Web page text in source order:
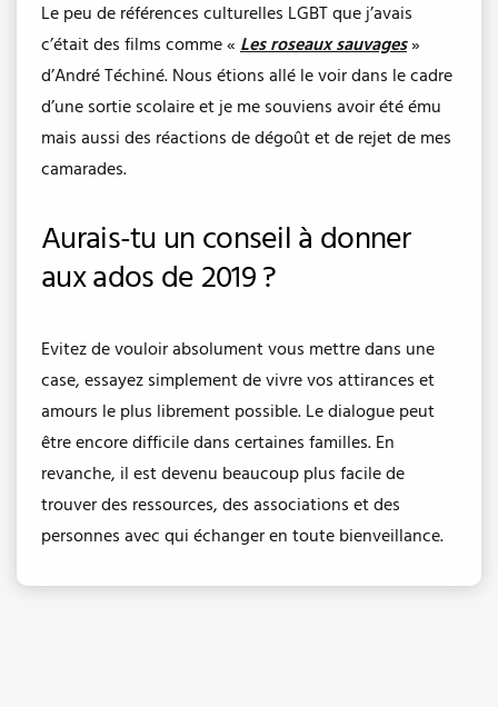
Le peu de références culturelles LGBT que j’avais
c’était des films comme « Les roseaux sauvages»
d’André Téchiné. Nous étions allé le voir dans le cadre
d’une sortie scolaire et je me souviens avoir été ému
mais aussi des réactions de dégoût et de rejet de mes
camarades.
Aurais-tu un conseil à donner
aux ados de 2019 ?
Evitez de vouloir absolument vous mettre dans une
case, essayez simplement de vivre vos attirances et
amours le plus librement possible. Le dialogue peut
être encore difficile dans certaines familles. En
revanche, il est devenu beaucoup plus facile de
trouver des ressources, des associations et des
personnes avec qui échanger en toute bienveillance.